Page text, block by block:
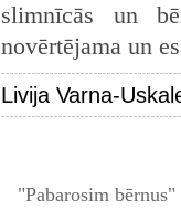
slimnīcās un
novērtējama un
Livija Varna-
"Pabarosim